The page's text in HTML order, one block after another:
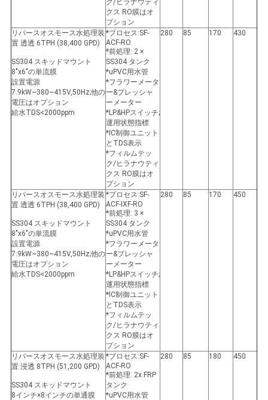
クス RO膜はオ
プション
リバースオスモース水処理装
置 透透 6TPH (38,400 GPD)
SS304 スキッドマウント
8"x6"の単流膜
設置電源
7.9kW~380~415V,50Hz;他の
電圧はオプション
給水TDS<2000ppm
*プロセス:SF-
ACF-RO
*前処理: 2 ×
SS304 タンク
*uPVC用水管
*フラワーメータ
ー&プレッシャ
ーメーター
*LP&HPスイッチ;
運用状態指標
*IC制御ユニット
とTDS表示
*フィルムテッ
ク/ヒラナウティ
クス RO膜はオ
プション
280 85 170 430
リバースオスモース水処理装
置 透透 6TPH (38,400 GPD)
SS304 スキッドマウント
8"x6"の単流膜
設置電源
7.9kW~380~415V,50Hz;他の
電圧はオプション
給水TDS<2000ppm
*プロセス:SF-
ACF-IXF-RO
*前処理: 3 ×
SS304 タンク
*uPVC用水管
*フラワーメータ
ー&プレッシャ
ーメーター
*LP&HPスイッチ;
運用状態指標
*IC制御ユニット
とTDS表示
*フィルムテッ
ク/ヒラナウティ
クス RO膜はオ
プション
280 85 170 450
リバースオスモース水処理装
置 浸透 8TPH (51,200 GPD)
SS304 スキッドマウント
8インチ×8インチの単通膜
*プロセス:SF-
ACF-RO
*前処理: 2x FRP
タンク
*uPVC用水管
280 85 180 450